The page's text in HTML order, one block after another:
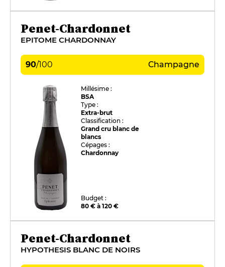
Penet-Chardonnet
EPITOME CHARDONNAY
90/100 Champagne
Millésime :
BSA
Type :
Extra-brut
Classification :
Grand cru blanc de
blancs
Cépages :
Chardonnay
Budget :
80 € à 120 €
Penet-Chardonnet
HYPOTHESIS BLANC DE NOIRS